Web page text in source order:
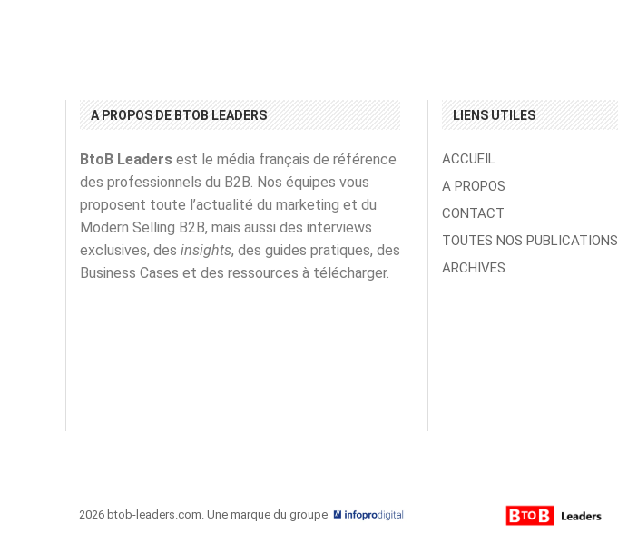
A PROPOS DE BTOB LEADERS
BtoB Leaders est le média français de référence
des professionnels du B2B. Nos équipes vous
proposent toute l’actualité du marketing et du
Modern Selling B2B, mais aussi des interviews
exclusives, des insights, des guides pratiques, des
Business Cases et des ressources à télécharger.
LIENS UTILES
ACCUEIL
A PROPOS
CONTACT
TOUTES NOS PUBLICATIONS
ARCHIVES
2026 btob-leaders.com. Une marque du groupe